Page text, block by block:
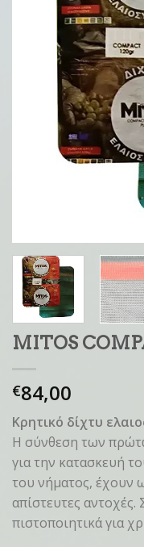
MITOS
€84,00
Κρητικό δίχτυ
Η σύνθεση των
για την κατασκευή
του νήματος, έχουν
απίστευτες
πιστοποιητικά για